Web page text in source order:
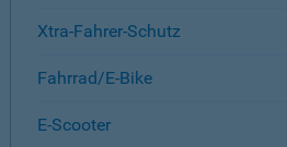
Xtra-Fahrer-Schutz
Fahrrad/E-Bike
E-Scooter